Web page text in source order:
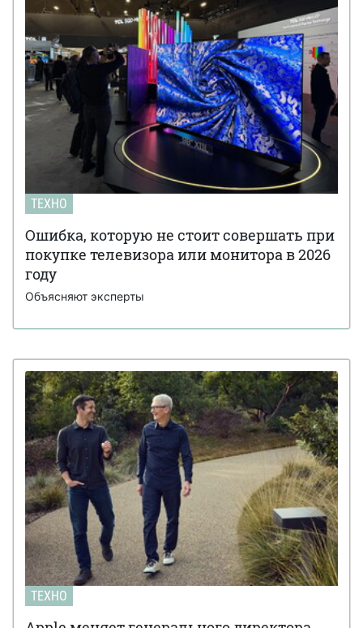
ТЕХНО
Ошибка, которую не стоит совершать при
покупке телевизора или монитора в 2026
году
Объясняют эксперты
ТЕХНО